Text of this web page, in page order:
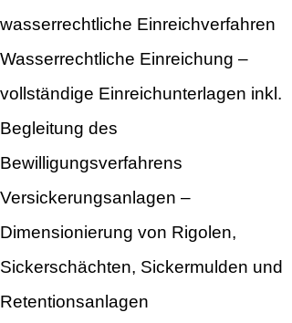
wasserrechtliche Einreichverfahren
Wasserrechtliche Einreichung –
vollständige Einreichunterlagen inkl.
Begleitung des
Bewilligungsverfahrens
Versickerungsanlagen –
Dimensionierung von Rigolen,
Sickerschächten, Sickermulden und
Retentionsanlagen